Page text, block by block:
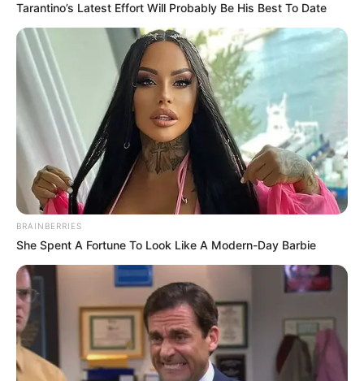
Saque-aniversário do FGTS em 2023 já está disponível.
Publicado
em 4.janeiro.2023. Atualizadoem 5.janeiro .202
Grupos no WhatsApp
Estamos no Telegram! Clique aqui e receba
o que é relevante em primeira mão.
Tarantino’s Latest Effort Will Probably Be His Best To Date
BRAINBERRIES
She Spent A Fortune To Look Like A Modern-Day Barbie